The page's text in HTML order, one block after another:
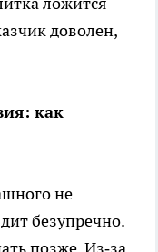
доволен,
как
не
безупречно.